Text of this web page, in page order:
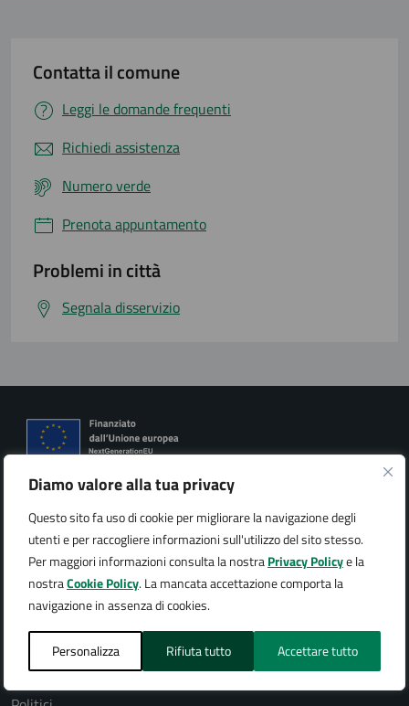
Diamo valore alla tua privacy
Questo sito fa uso di cookie per migliorare la navigazione degli
utenti e per raccogliere informazioni sull'utilizzo del sito stesso.
Per maggiori informazioni consulta la nostraPrivacy Policye la
nostraCookie Policy. La mancata accettazione comporta la
navigazione in assenza di cookies.
Personalizza Rifiuta tutto Accettare tutto
Contatta il comune
Leggi le domande frequenti
Richiedi assistenza
Numero verde
Prenota appuntamento
Problemi in città
Segnala disservizio
Città di Arona
AMMINISTRAZIONE
Organi di governo
Aree amministrative